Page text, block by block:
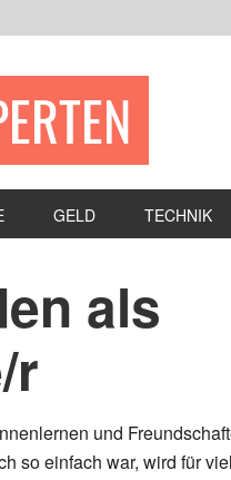
GELD TECHNIK
als
r
und
so einfach war, wird für